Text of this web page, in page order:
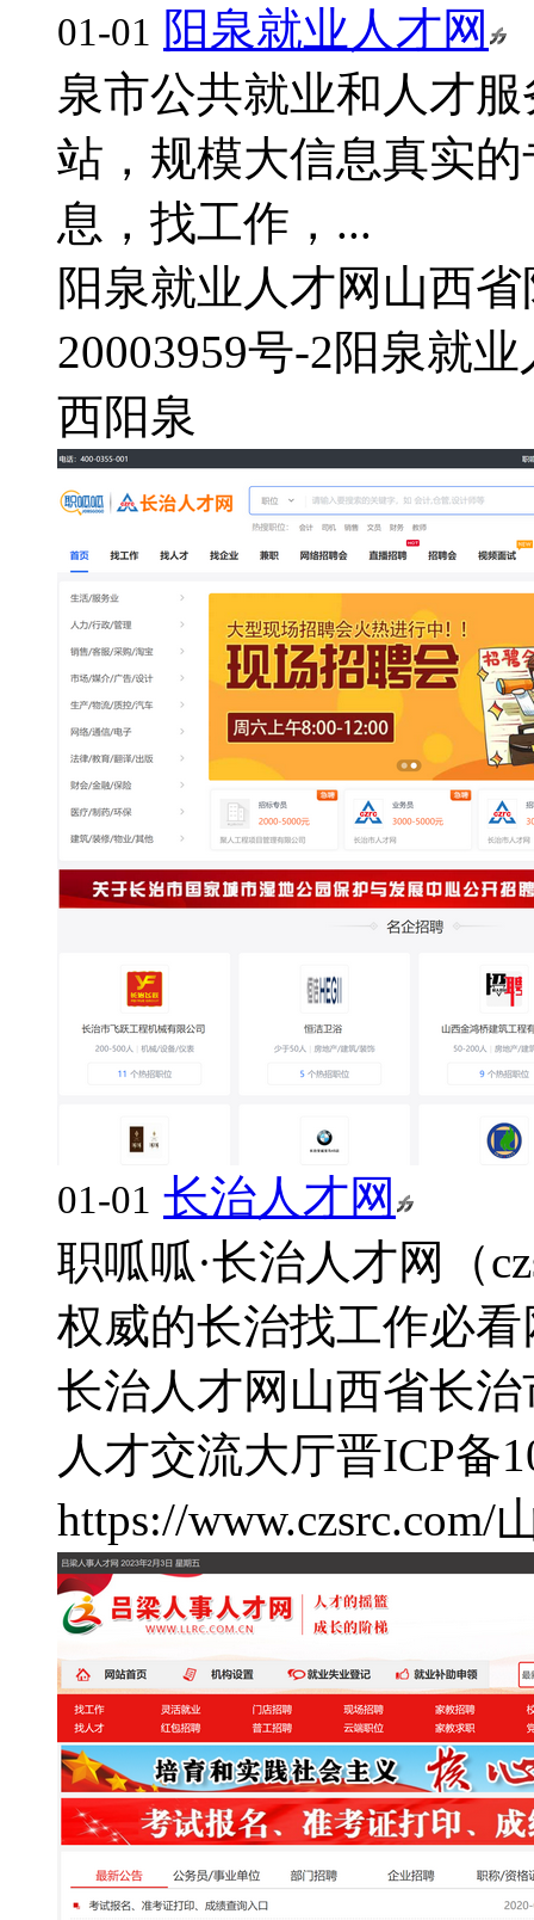
01-01 阳泉就业人才网
泉市公共就业和人才
站，规模大信息真实
息，找工作，...
阳泉就业人才网 山西
20003959号-2阳泉就
西阳泉
01-01 长治人才网
职呱呱·长治人才网（
权威的长治找工作必
长治人才网 山西省长
人才交流大厅晋ICP备
https://www.czsrc.com/